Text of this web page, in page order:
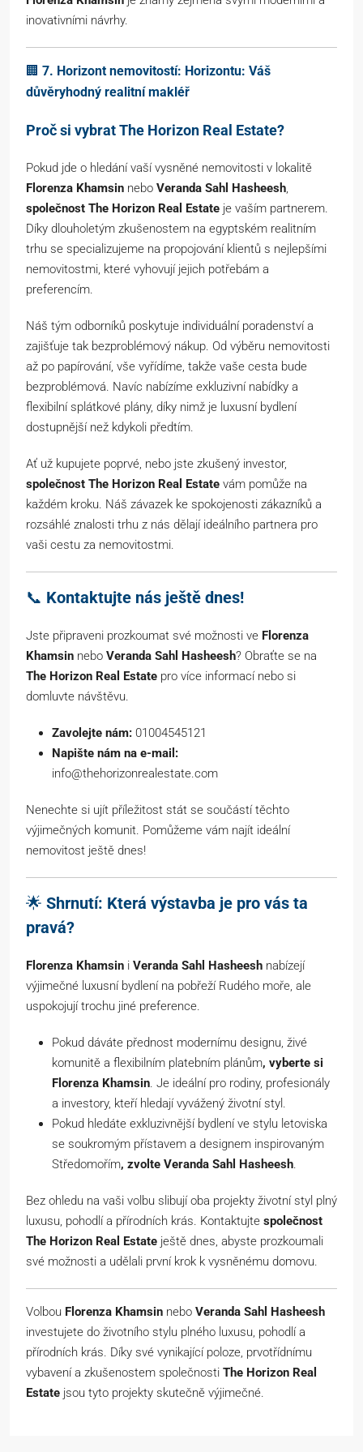
inovativními návrhy.
🏢 7. Horizont nemovitostí: Horizontu: Váš
důvěryhodný realitní makléř
Proč si vybrat The Horizon Real Estate?
Pokud jde o hledání vaší vysněné nemovitosti v lokalitě
Florenza Khamsin nebo Veranda Sahl Hasheesh
společnost The Horizon Real Estate je vaším partnerem.
Díky dlouholetým zkušenostem na egyptském realitním
trhu se specializujeme na propojování klientů s nejlepšími
nemovitostmi, které vyhovují jejich potřebám a
preferencím.
Náš tým odborníků poskytuje individuální poradenství a
zajišťuje tak bezproblémový nákup. Od výběru nemovitosti
až po papírování, vše vyřídíme, takže vaše cesta bude
bezproblémová. Navíc nabízíme exkluzivní nabídky a
flexibilní splátkové plány, díky nimž je luxusní bydlení
dostupnější než kdykoli předtím.
Ať už kupujete poprvé, nebo jste zkušený investor,
společnost The Horizon Real Estate vám pomůže na
každém kroku. Náš závazek ke spokojenosti zákazníků a
rozsáhlé znalosti trhu z nás dělají ideálního partnera pro
vaši cestu za nemovitostmi.
📞 Kontaktujte nás ještě dnes!
Jste připraveni prozkoumat své možnosti ve Florenza
Khamsin nebo Veranda Sahl Hasheesh? Obraťte se na
The Horizon Real Estate pro více informací nebo si
domluvte návštěvu.
Zavolejte nám: 01004545121
Napište nám na e-mail:
info@thehorizonrealestate.com
Nenechte si ujít příležitost stát se součástí těchto
výjimečných komunit. Pomůžeme vám najít ideální
nemovitost ještě dnes!
🌟 Shrnutí: Která výstavba je pro vás ta
pravá?
Florenza Khamsin i Veranda Sahl Hasheesh nabízejí
výjimečné luxusní bydlení na pobřeží Rudého moře, ale
uspokojují trochu jiné preference.
Pokud dáváte přednost modernímu designu, živé
komunitě a flexibilním platebním plánům, vyberte si
Florenza Khamsin . Je ideální pro rodiny, profesionály
a investory, kteří hledají vyvážený životní styl.
Pokud hledáte exkluzivnější bydlení ve stylu letoviska
se soukromým přístavem a designem inspirovaným
Středomořím, zvolte Veranda Sahl Hasheesh
Bez ohledu na vaši volbu slibují oba projekty životní styl plný
luxusu, pohodlí a přírodních krás. Kontaktujte společnost
The Horizon Real Estate ještě dnes, abyste prozkoumali
své možnosti a udělali první krok k vysněnému domovu.
Volbou Florenza Khamsin nebo Veranda Sahl Hasheesh
investujete do životního stylu plného luxusu, pohodlí a
přírodních krás. Díky své vynikající poloze, prvotřídnímu
vybavení a zkušenostem společnosti The Horizon Real
Estate jsou tyto projekty skutečně výjimečné.